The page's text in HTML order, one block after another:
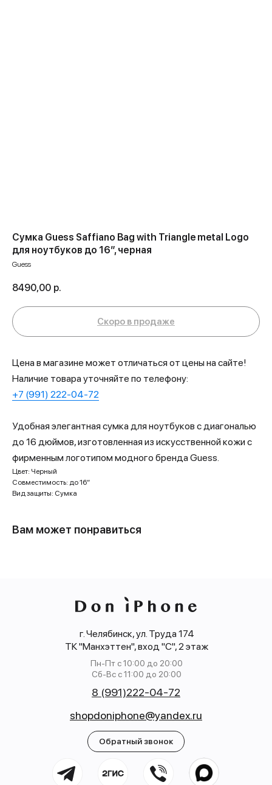
Сумка Guess Saffiano Bag with Triangle metal Logo
для ноутбуков до 16”, черная
Guess
8490,00 р.
Цена в магазине может отличаться от цены на сайте!
Наличие товара уточняйте по телефону:
+7 (991) 222-04-72
Удобная элегантная сумка для ноутбуков с диагональю
до 16 дюймов, изготовленная из искусственной кожи с
фирменным логотипом модного бренда Guess.
Цвет: Черный
Совместимость: до 16”
Вид защиты: Сумка
Вам может понравиться
г. Челябинск, ул. Труда 174
ТК "Манхэттен", вход "С", 2 этаж
Пн-Пт с 10:00 до 20:00
Сб-Вс с 11:00 до 20:00
Обратный звонок
8 (991)222-04-72
shopdoniphone@yandex.ru